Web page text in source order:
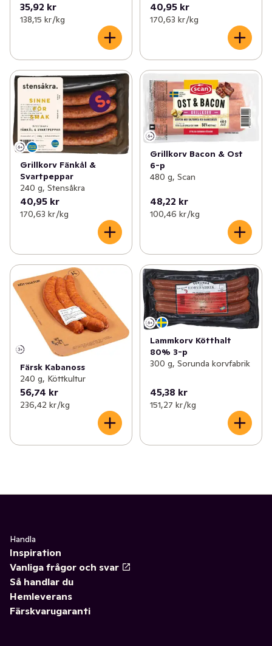
35,92 kr
138,15 kr /kg
40,95 kr
170,63 kr /kg
Grillkorv Fänkål &
Svartpeppar
240 g, Stensåkra
40,95 kr
170,63 kr /kg
Grillkorv Bacon & Ost
6-p
480 g, Scan
48,22 kr
100,46 kr /kg
Färsk Kabanoss
240 g, Köttkultur
56,74 kr
236,42 kr /kg
Lammkorv Kötthalt
80% 3-p
300 g, Sorunda korvfabrik
45,38 kr
151,27 kr /kg
Handla
Inspiration
Vanliga frågor och svar
Så handlar du
Hemleverans
Färskvarugaranti